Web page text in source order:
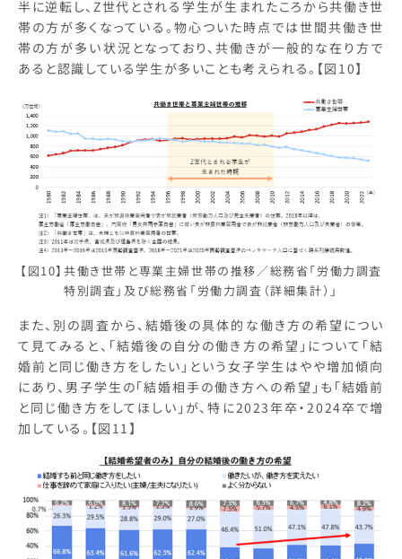
半に逆転し、Z世代とされる学生が生まれたころから共働き世
帯の方が多くなっている。物心ついた時点では世間共働き世
帯の方が多い状況となっており、共働きが一般的な在り方で
あると認識している学生が多いことも考えられる。【図10】
【図10】共働き世帯と専業主婦世帯の推移／総務省「労働力調査
特別調査」及び総務省「労働力調査（詳細集計）」
また、別の調査から、結婚後の具体的な働き方の希望につい
て見てみると、「結婚後の自分の働き方の希望」について「結
婚前と同じ働き方をしたい」という女子学生はやや増加傾向
にあり、男子学生の「結婚相手の働き方への希望」も「結婚前
と同じ働き方をしてほしい」が、特に2023年卒・2024卒で増
加している。【図11】